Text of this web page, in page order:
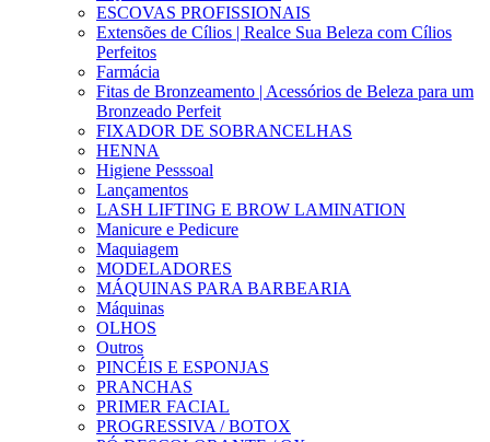
ESCOVAS PROFISSIONAIS
Extensões de Cílios | Realce Sua Beleza com Cílios
Perfeitos
Farmácia
Fitas de Bronzeamento | Acessórios de Beleza para um
Bronzeado Perfeit
FIXADOR DE SOBRANCELHAS
HENNA
Higiene Pesssoal
Lançamentos
LASH LIFTING E BROW LAMINATION
Manicure e Pedicure
Maquiagem
MODELADORES
MÁQUINAS PARA BARBEARIA
Máquinas
OLHOS
Outros
PINCÉIS E ESPONJAS
PRANCHAS
PRIMER FACIAL
PROGRESSIVA / BOTOX